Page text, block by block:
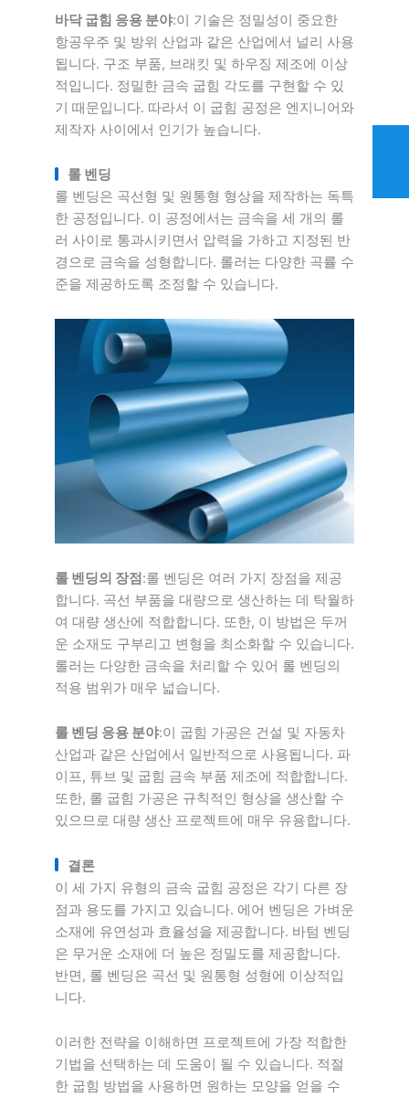
바닥 굽힘 응용 분야:이 기술은 정밀성이 중요한
항공우주 및 방위 산업과 같은 산업에서 널리 사용
됩니다. 구조 부품, 브래킷 및 하우징 제조에 이상
적입니다. 정밀한 금속 굽힘 각도를 구현할 수 있
기 때문입니다. 따라서 이 굽힘 공정은 엔지니어와
제작자 사이에서 인기가 높습니다.
롤 벤딩
롤 벤딩은 곡선형 및 원통형 형상을 제작하는 독특
한 공정입니다. 이 공정에서는 금속을 세 개의 롤
러 사이로 통과시키면서 압력을 가하고 지정된 반
경으로 금속을 성형합니다. 롤러는 다양한 곡률 수
준을 제공하도록 조정할 수 있습니다.
롤 벤딩의 장점 :롤 벤딩은 여러 가지 장점을 제공
합니다. 곡선 부품을 대량으로 생산하는 데 탁월하
여 대량 생산에 적합합니다. 또한, 이 방법은 두꺼
운 소재도 구부리고 변형을 최소화할 수 있습니다.
롤러는 다양한 금속을 처리할 수 있어 롤 벤딩의
적용 범위가 매우 넓습니다.
롤 벤딩 응용 분야:이 굽힘 가공은 건설 및 자동차
산업과 같은 산업에서 일반적으로 사용됩니다. 파
이프, 튜브 및 굽힘 금속 부품 제조에 적합합니다.
또한, 롤 굽힘 가공은 규칙적인 형상을 생산할 수
있으므로 대량 생산 프로젝트에 매우 유용합니다.
결론
이 세 가지 유형의 금속 굽힘 공정은 각기 다른 장
점과 용도를 가지고 있습니다. 에어 벤딩은 가벼운
소재에 유연성과 효율성을 제공합니다. 바텀 벤딩
은 무거운 소재에 더 높은 정밀도를 제공합니다.
반면, 롤 벤딩은 곡선 및 원통형 성형에 이상적입
니다.
이러한 전략을 이해하면 프로젝트에 가장 적합한
기법을 선택하는 데 도움이 될 수 있습니다. 적절
한 굽힘 방법을 사용하면 원하는 모양을 얻을 수